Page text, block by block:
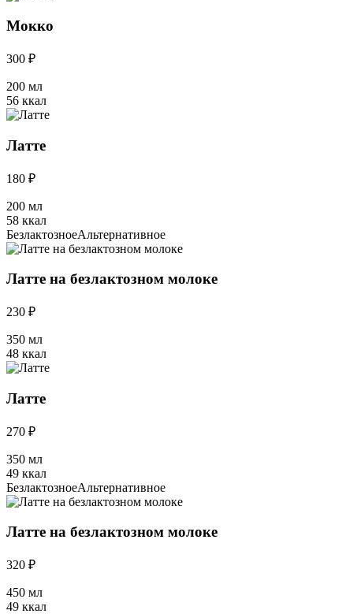
Мокко
300 ₽
200 мл
56 ккал
Латте
180 ₽
200 мл
58 ккал
БезлактозноеАльтернативное
Латте на безлактозном молоке
230 ₽
350 мл
48 ккал
Латте
270 ₽
350 мл
49 ккал
БезлактозноеАльтернативное
Латте на безлактозном молоке
320 ₽
450 мл
49 ккал